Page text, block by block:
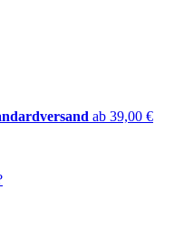
ab 39,00 €